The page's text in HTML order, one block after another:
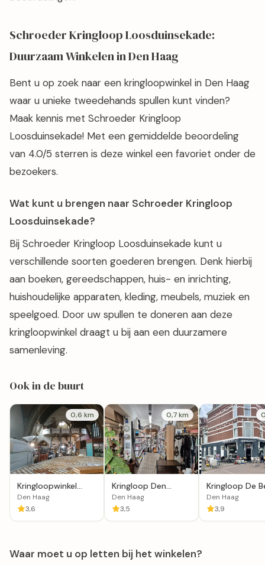
Schroeder Kringloop Loosduinsekade:
Duurzaam Winkelen in Den Haag
Bent u op zoek naar een kringloopwinkel in Den Haag
waar u unieke tweedehands spullen kunt vinden?
Maak kennis met Schroeder Kringloop
Loosduinsekade! Met een gemiddelde beoordeling
van 4.0/5 sterren is deze winkel een favoriet onder de
bezoekers.
Wat kunt u brengen naar Schroeder Kringloop
Loosduinsekade?
Bij Schroeder Kringloop Loosduinsekade kunt u
verschillende soorten goederen brengen. Denk hierbij
aan boeken, gereedschappen, huis- en inrichting,
huishoudelijke apparaten, kleding, meubels, muziek en
speelgoed. Door uw spullen te doneren aan deze
kringloopwinkel draagt u bij aan een duurzamere
samenleving.
Ook in de buurt
0,6 km
Kringloopwinkel
Terre des Hommes
winkel Den Haag
Den Haag
3,6
0,7 km
Kringloop Den
Haag-Weimarstraat
Den Haag
3,5
Kringloop De
Den Haag
3,9
Waar moet u op letten bij het winkelen?